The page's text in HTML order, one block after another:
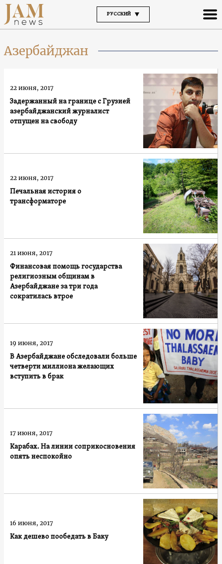
РУССКИЙ
Азербайджан
Задержанный на границе с Грузией
азербайджанский журналист
отпущен на свободу
22 июня, 2017
Печальная история о
трансформаторе
22 июня, 2017
Финансовая помощь государства
религиозным общинам в
Азербайджане за три года
сократилась втрое
21 июня, 2017
В Азербайджане обследовали больше
четверти миллиона желающих
вступить в брак
19 июня, 2017
Карабах. На линии соприкосновения
опять неспокойно
17 июня, 2017
Как дешево пообедать в Баку
16 июня, 2017